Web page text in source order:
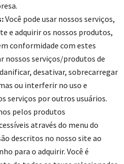
Você pode usar nossos serviços,
e adquirir os nossos produtos,
conformidade com estes
nossos serviços/produtos de
desativar, sobrecarregar
ou interferir no uso e
serviços por outros usuários.
pelos produtos
através do menu do
descritos no nosso site ao
para o adquirir. Você é